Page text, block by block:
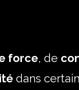
force, de
dans